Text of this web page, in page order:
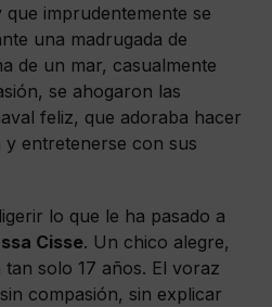
que imprudentemente se
una madrugada de
de un mar, casualmente
se ahogaron las
feliz, que adoraba hacer
entretenerse con sus
lo que le ha pasado a
Cisse. Un chico alegre,
solo 17 años. El voraz
compasión, sin explicar